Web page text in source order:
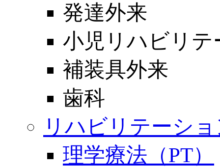
発達外来
小児リハビリ
補装具外来
歯科
リハビリテーシ
理学療法（PT）